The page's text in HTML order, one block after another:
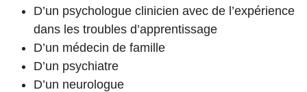
D’un psychologue clinicien avec de l’expérience
dans les troubles d’apprentissage
D’un médecin de famille
D’un psychiatre
D’un neurologue